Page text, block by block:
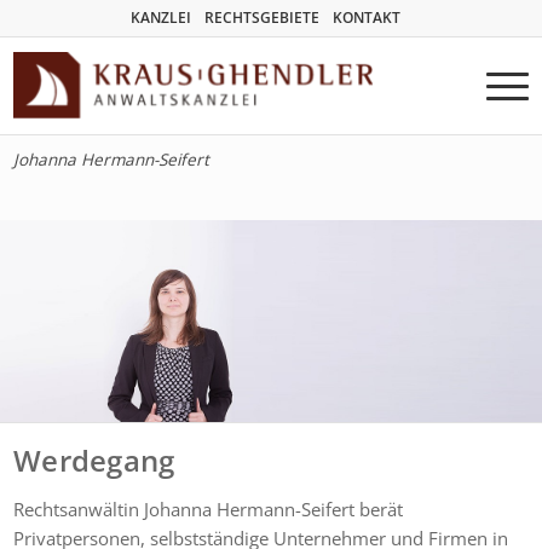
KANZLEI RECHTSGEBIETE KONTAKT
Johanna Hermann-Seifert
Werdegang
Rechtsanwältin Johanna Hermann-Seifert berät
Privatpersonen, selbstständige Unternehmer und Firmen in